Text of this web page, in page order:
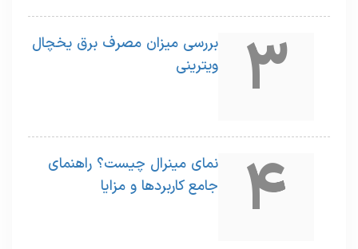
3
بررسی میزان مصرف برق یخچال
ویترینی
4
نمای مینرال چیست؟ راهنمای
جامع کاربردها و مزایا